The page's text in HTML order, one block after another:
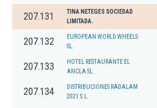
207.131
TINA NETEGES SOCIEDAD
LIMITADA.
207.132
EUROPEAN WORLD WHEELS
SL.
207.133
HOTEL RESTAURANTE EL
ANCLA SL.
207.134
DISTRIBUCIONES RADALAM
2021 S.L.